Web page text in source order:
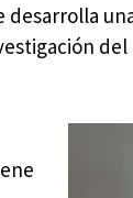
desarrolla